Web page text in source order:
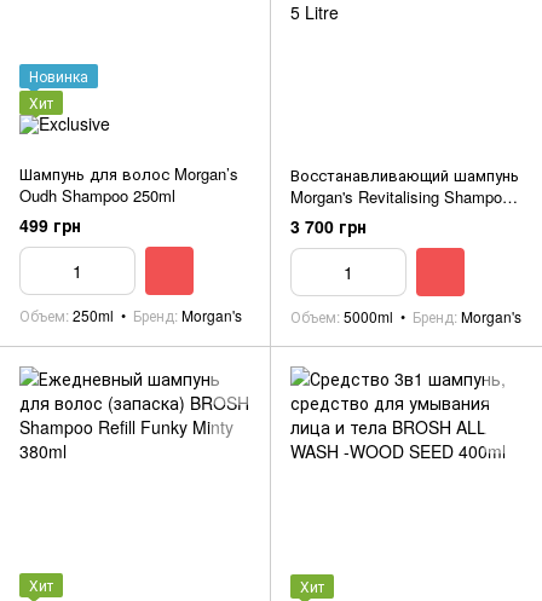
Новинка
Хит
Шампунь для волос Morgan’s
Oudh Shampoo 250ml
499 грн
Объем 250ml Бренд Morgan's
Восстанавливающий шампунь
Morgan's Revitalising Shampoo
(Brazilian Orange Fragrance) 5
Litre
3 700 грн
Объем 5000ml Бренд Morgan's
Хит
Хит